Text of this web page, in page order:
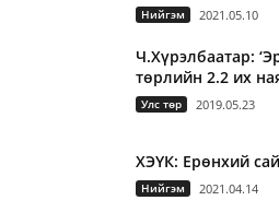
Нийгэм 2021.05.10
Ч.Хүрэлбаатар:
төрлийн 2.2 их
Улс төр 2019.05.23
ХЭҮК: Ерөнхий
Нийгэм 2021.04.14